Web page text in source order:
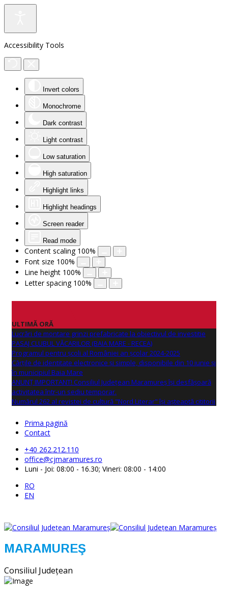
Accessibility Tools
Invert colors
Monochrome
Dark contrast
Light contrast
Low saturation
High saturation
Highlight links
Highlight headings
Screen reader
Read mode
Content scaling 100%
Font size 100%
Line height 100%
Letter spacing 100%
ULTIMĂ ORĂ
Lucrări de montare grinzi prefabricate la obiectivul de investitie
PASAJ CLUBUL VĂCARILOR (BAIA MARE - RECEA)
Programul pentru școli al României an școlar 2024-2025
Cărțile de identitate electronice și simple, disponibile din 10 iunie și
în municipiul Baia Mare
ANUNŢ IMPORTANT! Consiliul Județean Maramureș își desfășoară
activitatea într-un sediu temporar.
Numărul 262 al revistei de cultură "Nord Literar" își așteaptă cititorii
Prima pagină
Contact
+40 262.212.110
office@cjmaramures.ro
Luni - Joi: 08:00 - 16.30; Vineri: 08:00 - 14:00
RO
EN
MARAMUREŞ
Consiliul Judeţean